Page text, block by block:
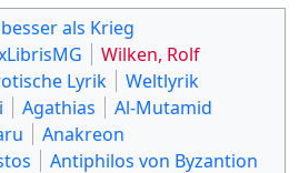
als Krieg
Wilken, Rolf
Lyrik
Weltlyrik
Agathias
Al-Mutamid
Anakreon
Antiphilos von Byzantion